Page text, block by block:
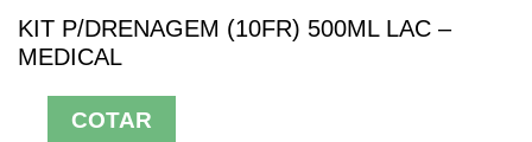
KIT P/DRENAGEM (10FR) 500ML LAC –
MEDICAL
COTAR